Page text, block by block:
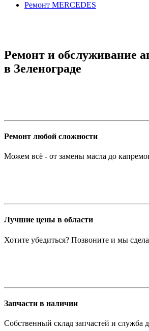
Ремонт MERCEDES
Ремонт и обслуживание
в Зеленограде
Ремонт любой сложности
Можем всё - от замены масла до
Лучшие цены в области
Хотите убедиться? Позвоните и мы
Запчасти в наличии
Собственный склад запчастей и служба